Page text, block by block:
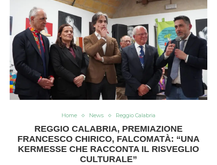
Home News Reggio Calabria
REGGIO CALABRIA, PREMIAZIONE
FRANCESCO CHIRICO, FALCOMATÀ: “UNA
KERMESSE CHE RACCONTA IL RISVEGLIO
CULTURALE”